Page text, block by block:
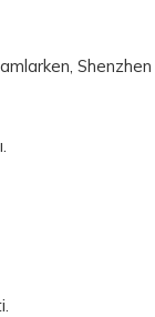
Shenzhen